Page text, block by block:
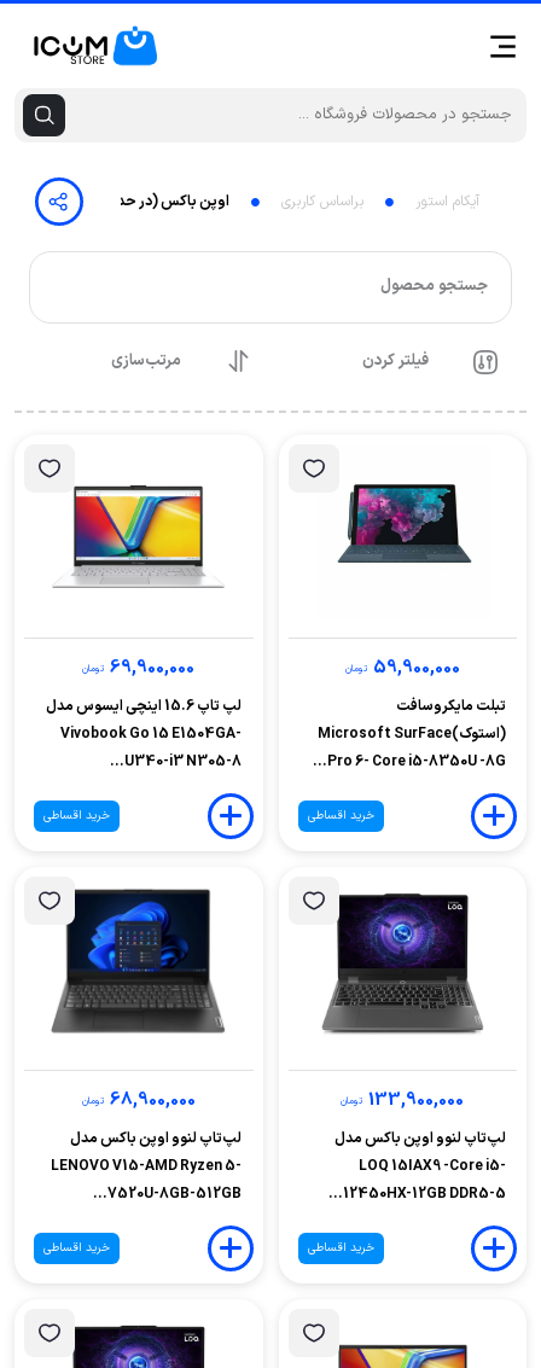
آیکام استور براساس کاربری اوپن باکس (در حد نو)
جستجو محصول
فیلتر کردن مرتب‌سازی
59,900,000 تومان
تبلت مایکروسافت
(استوک)Microsoft SurFace
Pro 6- Core i5-8350U -8G...
خرید اقساطی
69,900,000 تومان
لپ تاپ 15.6 اینچی ایسوس مدل
Vivobook Go 15 E1504GA-
U340-i3 N305-8...
خرید اقساطی
133,900,000 تومان
لپ‌تاپ لنوو اوپن باکس مدل
LOQ 15IAX9 -Core i5-
12450HX-12GB DDR5-5...
خرید اقساطی
68,900,000 تومان
لپ‌تاپ لنوو اوپن باکس مدل
LENOVO V15-AMD Ryzen 5-
7520U-8GB-512GB...
خرید اقساطی